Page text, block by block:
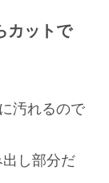
カットで
汚れるので
し部分だ